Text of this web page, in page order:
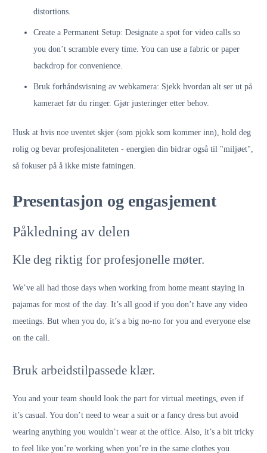
distortions.
Create a Permanent Setup: Designate a spot for video calls so
you don’t scramble every time. You can use a fabric or paper
backdrop for convenience.
Bruk forhåndsvisning av webkamera: Sjekk hvordan alt ser ut på
kameraet før du ringer. Gjør justeringer etter behov.
Husk at hvis noe uventet skjer (som pjokk som kommer inn), hold deg
rolig og bevar profesjonaliteten - energien din bidrar også til "miljøet",
så fokuser på å ikke miste fatningen.
Presentasjon og engasjement
Påkledning av delen
Kle deg riktig for profesjonelle møter.
We’ve all had those days when working from home meant staying in
pajamas for most of the day. It’s all good if you don’t have any video
meetings. But when you do, it’s a big no-no for you and everyone else
on the call.
Bruk arbeidstilpassede klær.
You and your team should look the part for virtual meetings, even if
it’s casual. You don’t need to wear a suit or a fancy dress but avoid
wearing anything you wouldn’t wear at the office. Also, it’s a bit tricky
to feel like you’re working when you’re in the same clothes you